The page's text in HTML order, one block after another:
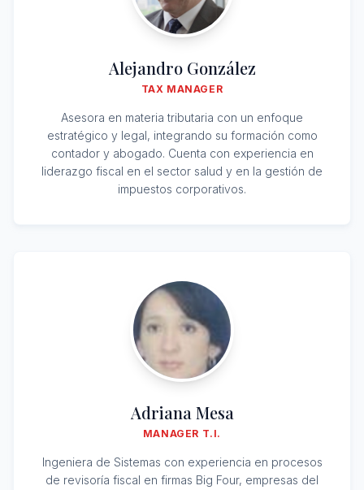
Alejandro González
TAX MANAGER
Asesora en materia tributaria con un enfoque
estratégico y legal, integrando su formación como
contador y abogado. Cuenta con experiencia en
liderazgo fiscal en el sector salud y en la gestión de
impuestos corporativos.
Adriana Mesa
MANAGER T.I.
Ingeniera de Sistemas con experiencia en procesos
de revisoría fiscal en firmas Big Four, empresas del